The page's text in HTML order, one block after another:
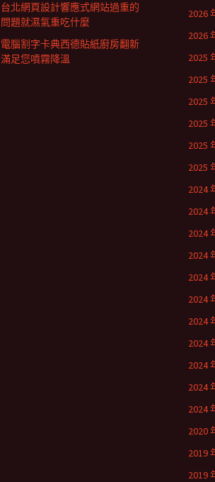
台北網頁設計響應式網站過重的
問題就濕氣重吃什麼
電腦割字卡典西德貼紙廚房翻新
滿足您噴霧降溫
2026
2026
2025
2025
2025
2025
2025
2025
2024
2024
2024
2024
2024
2024
2024
2024
2024
2024
2024
2020
2019
2019